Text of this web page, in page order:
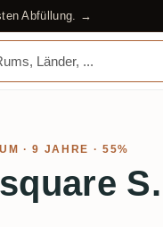
Abfüllung. →
· 9 JAHRE · 55%